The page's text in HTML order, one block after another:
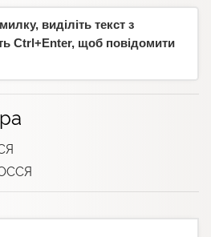
виділіть текст з
Ctrl+Enter, щоб повідомити